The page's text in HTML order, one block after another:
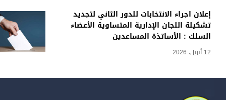
إعلان اجراء الانتخابات للدور الثاني لتجديد
تشكيلة اللجان الإدارية المتساوية الأعضاء
السلك : الأساتذة المساعدين
12 أبريل، 2026